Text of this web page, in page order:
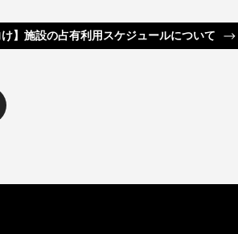
け】施設の占有利用スケジュールについて